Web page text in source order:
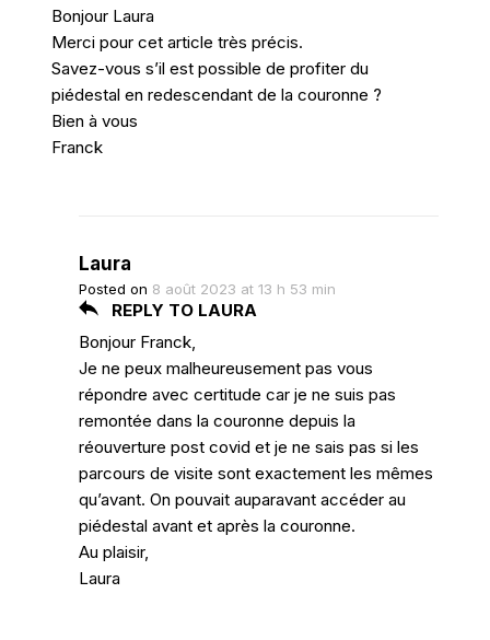
Bonjour Laura
Merci pour cet article très précis.
Savez-vous s’il est possible de profiter du
piédestal en redescendant de la couronne ?
Bien à vous
Franck
Laura
Posted on 8 août 2023 at 13 h 53 min
REPLY TO LAURA
Bonjour Franck,
Je ne peux malheureusement pas vous
répondre avec certitude car je ne suis pas
remontée dans la couronne depuis la
réouverture post covid et je ne sais pas si les
parcours de visite sont exactement les mêmes
qu’avant. On pouvait auparavant accéder au
piédestal avant et après la couronne.
Au plaisir,
Laura